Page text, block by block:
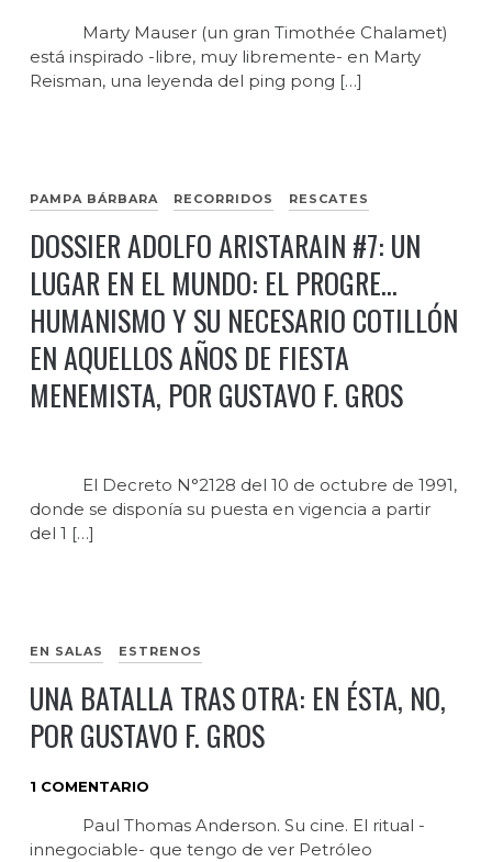
Marty Mauser (un gran Timothée Chalamet)
está inspirado -libre, muy libremente- en Marty
Reisman, una leyenda del ping pong […]
PAMPA BÁRBARA RECORRIDOS RESCATES
DOSSIER ADOLFO ARISTARAIN #7: UN
LUGAR EN EL MUNDO: EL PROGRE…
HUMANISMO Y SU NECESARIO COTILLÓN
EN AQUELLOS AÑOS DE FIESTA
MENEMISTA, POR GUSTAVO F. GROS
El Decreto N°2128 del 10 de octubre de 1991,
donde se disponía su puesta en vigencia a partir
del 1 […]
EN SALAS ESTRENOS
UNA BATALLA TRAS OTRA: EN ÉSTA, NO,
POR GUSTAVO F. GROS
1 COMENTARIO
Paul Thomas Anderson. Su cine. El ritual -
innegociable- que tengo de ver Petróleo